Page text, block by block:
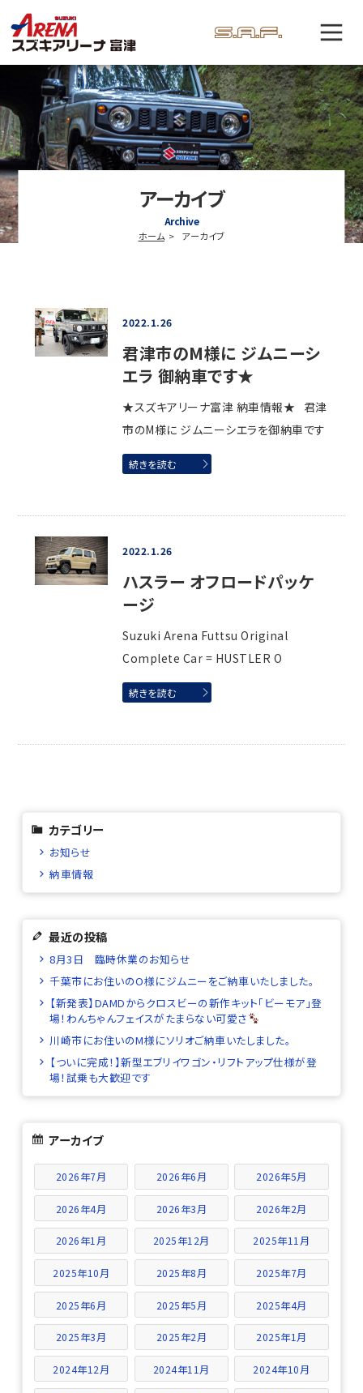
アーカイブ
Archive
ホーム アーカイブ
2022.1.26
君津市のM様に ジムニーシ
エラ 御納車です★
★スズキアリーナ富津 納車情報★ 君津
市のM様に ジムニーシエラを御納車です
続きを読む
2022.1.26
ハスラー オフロードパッケ
ージ
Suzuki Arena Futtsu Original
Complete Car = HUSTLER O
続きを読む
カテゴリー
お知らせ
納車情報
最近の投稿
8月3日 臨時休業のお知らせ
千葉市にお住いのO様にジムニーをご納車いたしました。
【新発表】DAMDからクロスビーの新作キット「ビーモア」登
場！わんちゃんフェイスがたまらない可愛さ
川崎市にお住いのM様にソリオご納車いたしました。
【ついに完成！】新型エブリイワゴン・リフトアップ仕様が登
場！試乗も大歓迎です
アーカイブ
2026年7月 2026年6月 2026年5月
2026年4月 2026年3月 2026年2月
2026年1月 2025年12月 2025年11月
2025年10月 2025年8月 2025年7月
2025年6月 2025年5月 2025年4月
2025年3月 2025年2月 2025年1月
2024年12月 2024年11月 2024年10月